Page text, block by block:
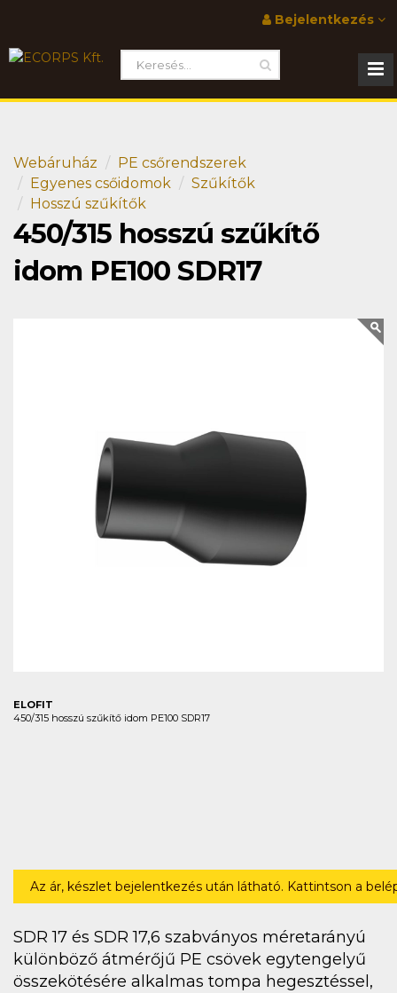
Bejelentkezés
Webáruház
PE csőrendszerek
Egyenes csőidomok
Szűkítők
Hosszú szűkítők
450/315 hosszú szűkítő
idom PE100 SDR17
ELOFIT
450/315 hosszú szűkítő idom PE100 SDR17
Az ár, készlet bejelentkezés után látható. Kattintson a
SDR 17 és SDR 17,6 szabványos méretarányú
különböző átmérőjű PE csövek egytengelyű
összekötésére alkalmas tompa hegesztéssel,